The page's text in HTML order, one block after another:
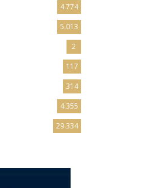
4.774
5.013
2
117
314
4.355
29.334